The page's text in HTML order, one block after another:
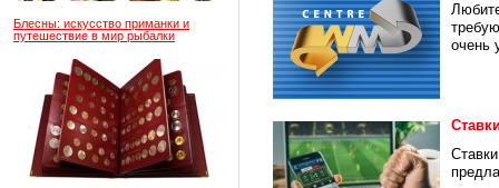
Блесны: искусство приманки и
путешествие в мир рыбалки
очень